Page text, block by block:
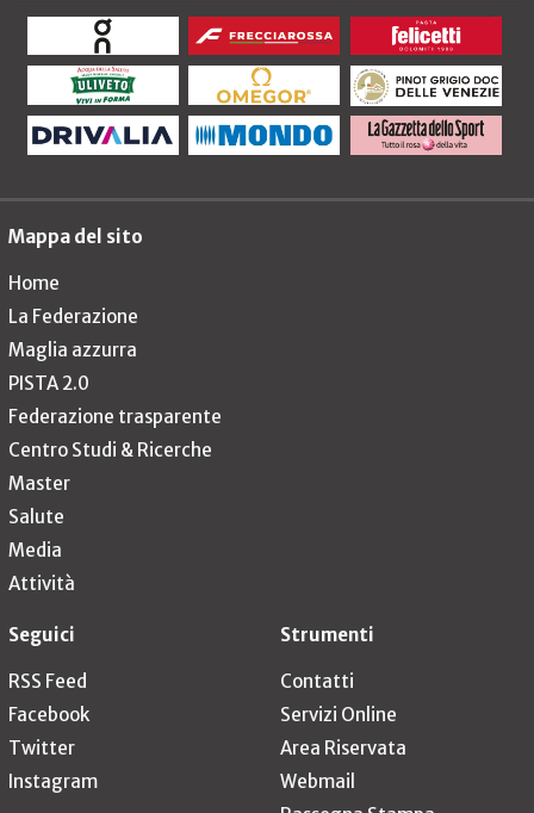
Mappa del sito
Home
La Federazione
Maglia azzurra
PISTA 2.0
Federazione trasparente
Centro Studi & Ricerche
Master
Salute
Media
Attività
Seguici
RSS Feed
Facebook
Twitter
Instagram
Strumenti
Contatti
Servizi Online
Area Riservata
Webmail